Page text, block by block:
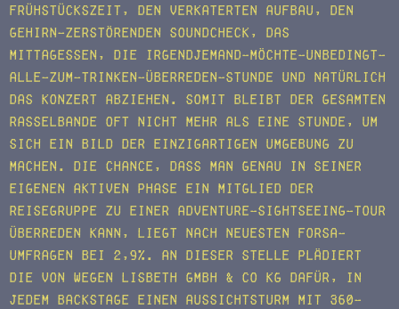
Frühstückszeit, den verkaterten Aufbau, den
Gehirn-zerstörenden Soundcheck, das
Mittagessen, die Irgendjemand-möchte-unbedingt-
alle-zum-Trinken-überreden-Stunde und natürlich
das Konzert abziehen. Somit bleibt der gesamten
Rasselbande oft nicht mehr als eine Stunde, um
sich ein Bild der einzigartigen Umgebung zu
machen. Die Chance, dass man genau in seiner
eigenen aktiven Phase ein Mitglied der
Reisegruppe zu einer Adventure-Sightseeing-Tour
überreden kann, liegt nach neuesten Forsa-
Umfragen bei 2,9%. An dieser Stelle plädiert
die Von Wegen Lisbeth GmbH & Co KG dafür, in
jedem Backstage einen Aussichtsturm mit 360-